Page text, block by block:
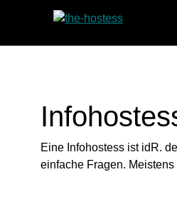
Eine Infohostess ist idR.
einfache Fragen.